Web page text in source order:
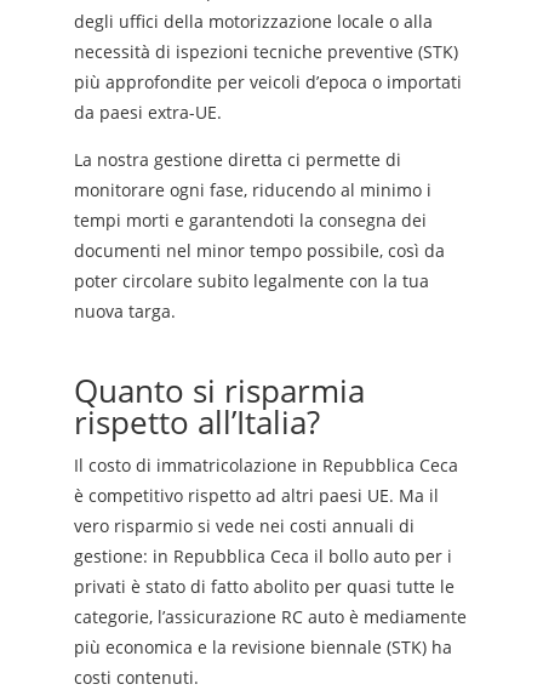
degli uffici della motorizzazione locale o alla
necessità di ispezioni tecniche preventive (STK)
più approfondite per veicoli d’epoca o importati
da paesi extra-UE.
La nostra gestione diretta ci permette di
monitorare ogni fase, riducendo al minimo i
tempi morti e garantendoti la consegna dei
documenti nel minor tempo possibile, così da
poter circolare subito legalmente con la tua
nuova targa.
Quanto si risparmia
rispetto all’Italia?
Il costo di immatricolazione in Repubblica Ceca
è competitivo rispetto ad altri paesi UE. Ma il
vero risparmio si vede nei costi annuali di
gestione: in Repubblica Ceca il bollo auto per i
privati è stato di fatto abolito per quasi tutte le
categorie, l’assicurazione RC auto è mediamente
più economica e la revisione biennale (STK) ha
costi contenuti.